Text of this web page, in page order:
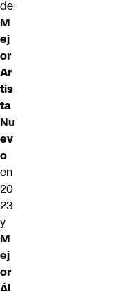
de
M
ej
or
Ar
tis
ta
Nu
ev
o
en
20
23
y
M
ej
or